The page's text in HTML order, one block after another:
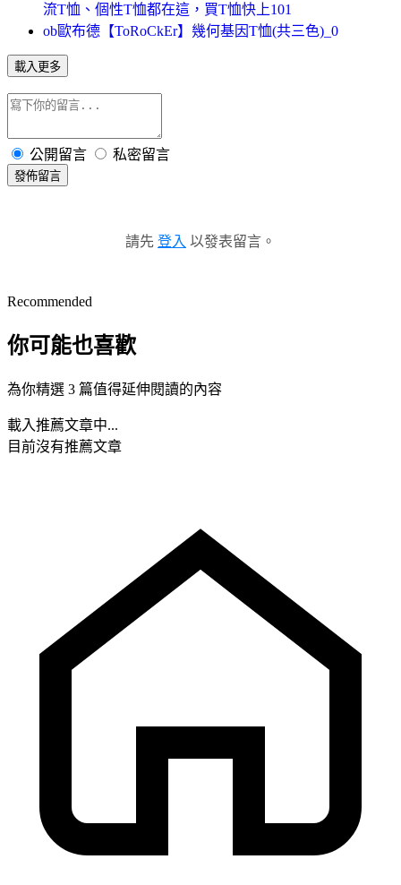
流T恤、個性T恤都在這，買T恤快上101
ob歐布德【ToRoCkEr】幾何基因T恤(共三色)_0
載入更多
公開留言 私密留言
發佈留言
請先 登入 以發表留言。
Recommended
你可能也喜歡
為你精選 3 篇值得延伸閱讀的內容
載入推薦文章中...
目前沒有推薦文章